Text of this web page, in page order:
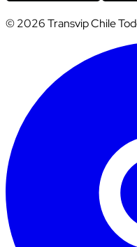
© 2026 Transvip Chile